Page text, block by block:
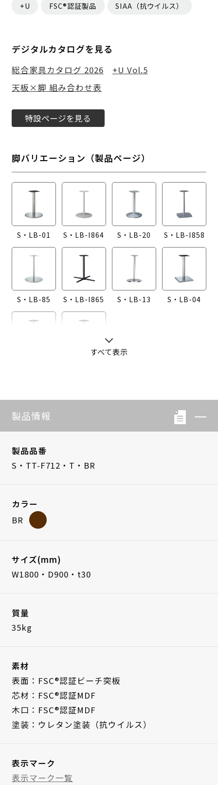
+U FSC®認証製品 SIAA（抗ウイルス）
デジタルカタログを見る
総合家具カタログ 2026
+U Vol.5
天板×脚 組み合わせ表
特設ページを見る
脚バリエーション（製品ページ）
S・LB-01 S・LB-I864 S・LB-20 S・LB-I858
S・LB-85 S・LB-I865 S・LB-13 S・LB-04
すべて表示
製品情報
製品品番
S・TT-F712・T・BR
カラー
BR
サイズ(mm)
W1800・D900・t30
質量
35kg
素材
表面：FSC®認証ビーチ突板
芯材：FSC®認証MDF
木口：FSC®認証MDF
塗装：ウレタン塗装（抗ウイルス）
表示マーク
表示マーク一覧